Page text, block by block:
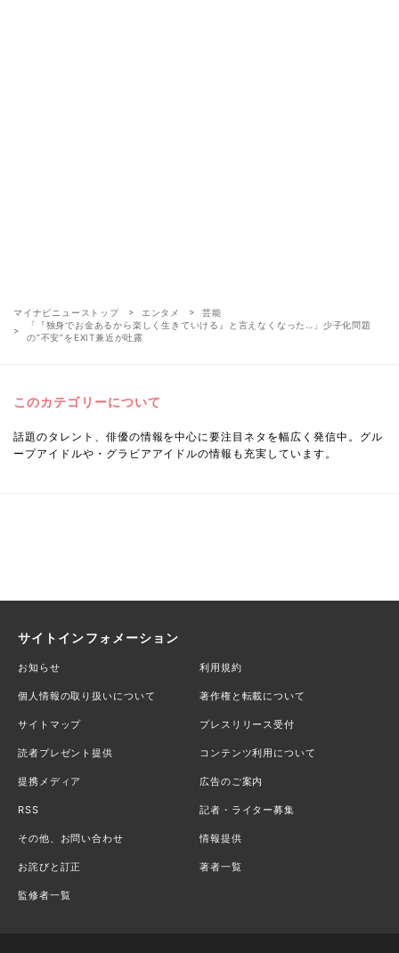
マイナビニューストップ エンタメ
芸能
「『独身でお金あるから楽しく生きていける』と言えなくなった…」少子化問題
の“不安”をEXIT兼近が吐露
このカテゴリーについて
話題のタレント、俳優の情報を中心に要注目ネタを幅広く発信中。グル
ープアイドルや・グラビアアイドルの情報も充実しています。
サイトインフォメーション
お知らせ 利用規約
個人情報の取り扱いについて 著作権と転載について
サイトマップ プレスリリース受付
読者プレゼント提供 コンテンツ利用について
提携メディア 広告のご案内
RSS 記者・ライター募集
その他、お問い合わせ 情報提供
お詫びと訂正 著者一覧
監修者一覧